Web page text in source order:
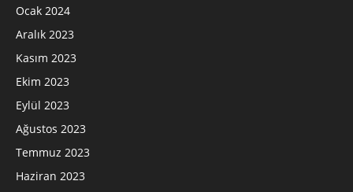
Ocak 2024
Aralık 2023
Kasım 2023
Ekim 2023
Eylül 2023
Ağustos 2023
Temmuz 2023
Haziran 2023